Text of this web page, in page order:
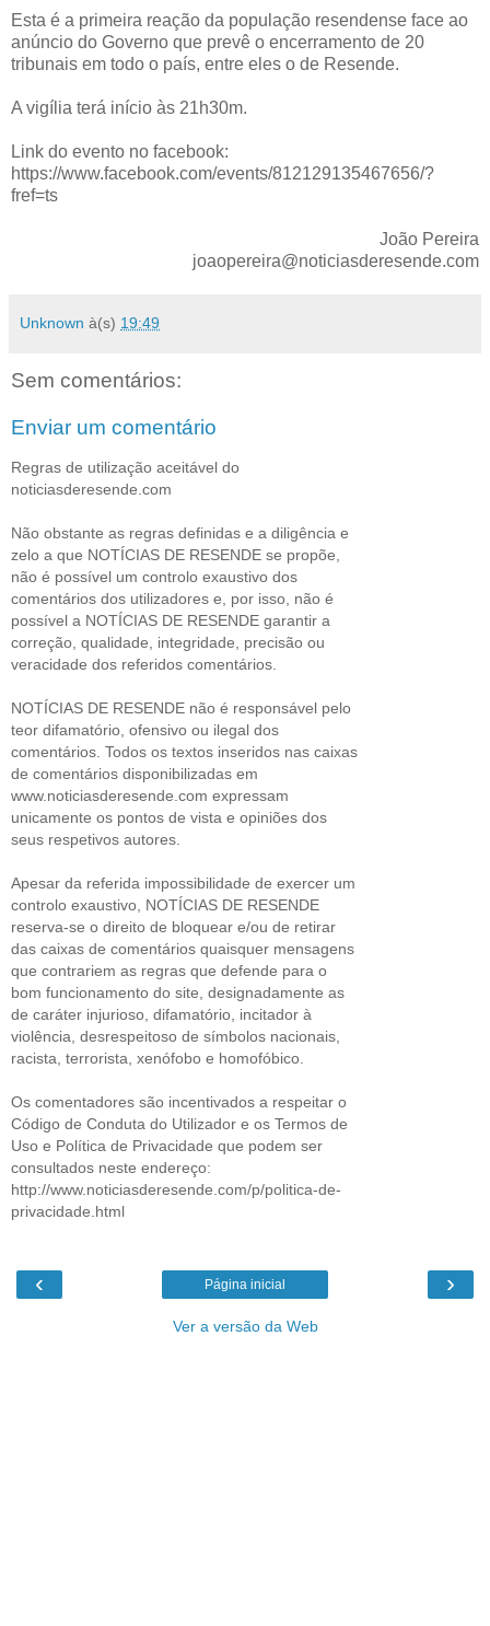
Esta é a primeira reação da população resendense face ao
anúncio do Governo que prevê o encerramento de 20
tribunais em todo o país, entre eles o de Resende.
A vigília terá início às 21h30m.
Link do evento no facebook:
https://www.facebook.com/events/812129135467656/?
fref=ts
João Pereira
joaopereira@noticiasderesende.com
Unknown à(s) 19:49
Sem comentários:
Enviar um comentário
Regras de utilização aceitável do
noticiasderesende.com
Não obstante as regras definidas e a diligência e
zelo a que NOTÍCIAS DE RESENDE se propõe,
não é possível um controlo exaustivo dos
comentários dos utilizadores e, por isso, não é
possível a NOTÍCIAS DE RESENDE garantir a
correção, qualidade, integridade, precisão ou
veracidade dos referidos comentários.
NOTÍCIAS DE RESENDE não é responsável pelo
teor difamatório, ofensivo ou ilegal dos
comentários. Todos os textos inseridos nas caixas
de comentários disponibilizadas em
www.noticiasderesende.com expressam
unicamente os pontos de vista e opiniões dos
seus respetivos autores.
Apesar da referida impossibilidade de exercer um
controlo exaustivo, NOTÍCIAS DE RESENDE
reserva-se o direito de bloquear e/ou de retirar
das caixas de comentários quaisquer mensagens
que contrariem as regras que defende para o
bom funcionamento do site, designadamente as
de caráter injurioso, difamatório, incitador à
violência, desrespeitoso de símbolos nacionais,
racista, terrorista, xenófobo e homofóbico.
Os comentadores são incentivados a respeitar o
Código de Conduta do Utilizador e os Termos de
Uso e Política de Privacidade que podem ser
consultados neste endereço:
http://www.noticiasderesende.com/p/politica-de-
privacidade.html
‹ ›
Página inicial
Ver a versão da Web